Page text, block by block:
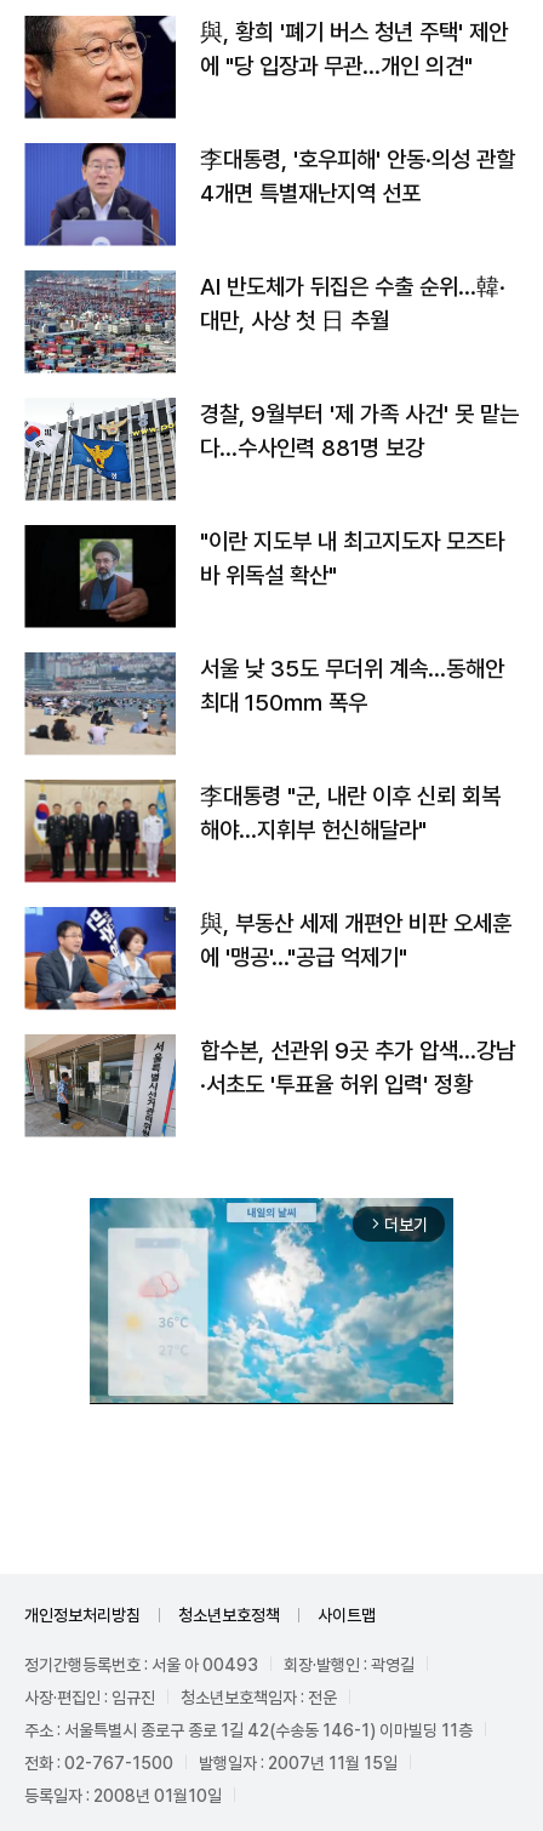
與, 황희 '폐기 버스 청년 주택' 제안
에 "당 입장과 무관…개인 의견"
李대통령, '호우피해' 안동·의성 관할
4개면 특별재난지역 선포
AI 반도체가 뒤집은 수출 순위…韓·
대만, 사상 첫 日 추월
경찰, 9월부터 '제 가족 사건' 못 맡는
다…수사인력 881명 보강
"이란 지도부 내 최고지도자 모즈타
바 위독설 확산"
서울 낮 35도 무더위 계속…동해안
최대 150㎜ 폭우
李대통령 "군, 내란 이후 신뢰 회복
해야…지휘부 헌신해달라"
與, 부동산 세제 개편안 비판 오세훈
에 '맹공'…"공급 억제기"
합수본, 선관위 9곳 추가 압색…강남
·서초도 '투표율 허위 입력' 정황
arrow_forward_ios 더보기
개인정보처리방침 청소년보호정책 사이트맵
정기간행등록번호 : 서울 아 00493
회장·발행인 : 곽영길
사장·편집인 : 임규진
청소년보호책임자 : 전운
주소 : 서울특별시 종로구 종로 1길 42(수송동 146-1) 이마빌딩 11층
전화 : 02-767-1500
발행일자 : 2007년 11월 15일
등록일자 : 2008년 01월10일